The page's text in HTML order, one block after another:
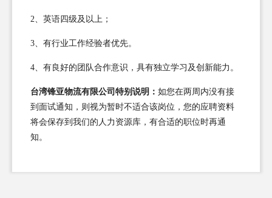
2、英语四级及以上；
3、有行业工作经验者优先。
4、有良好的团队合作意识，具有独立学习及创新能力。
台湾锋亚物流有限公司特别说明： 如您在两周内没有接
到面试通知，则视为暂时不适合该岗位，您的应聘资料
将会保存到我们的人力资源库，有合适的职位时再通
知。